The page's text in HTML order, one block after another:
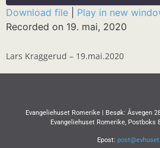
SHARE
LINK
Download file Play in new
Recorded on 19. mai, 2020
Lars Kraggerud – 19.mai.2020
Evangeliehuset Romerike | Besøk: Åsvegen
Evangeliehuset Romerike, Postboks
Epost: